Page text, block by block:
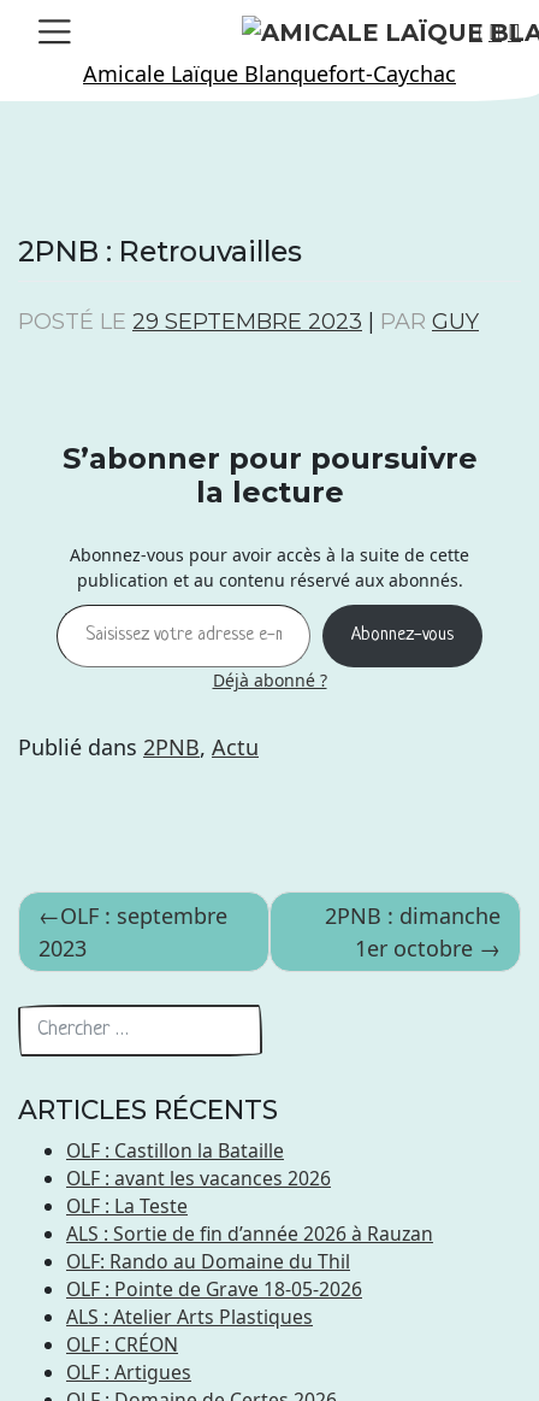
Skip
Amicale Laïque Blanquefort-Caychac
2PNB : Retrouvailles
POSTÉ LE 29 SEPTEMBRE 2023 PAR GUY
S’abonner pour poursuivre
la lecture
Abonnez-vous pour avoir accès à la suite de cette
publication et au contenu réservé aux abonnés.
Saisissez votre adresse e-mail…
Abonnez-vous
Déjà abonné ?
Publié dans 2PNB, Actu
Navigation
de
l’article
OLF : septembre
2023
2PNB : dimanche
1er octobre
ARTICLES RÉCENTS
OLF : Castillon la Bataille
OLF : avant les vacances 2026
OLF : La Teste
ALS : Sortie de fin d’année 2026 à Rauzan
OLF: Rando au Domaine du Thil
OLF : Pointe de Grave 18-05-2026
ALS : Atelier Arts Plastiques
OLF : CRÉON
OLF : Artigues